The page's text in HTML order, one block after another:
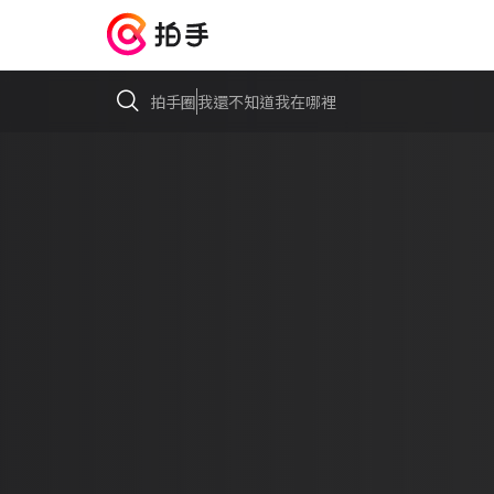
拍手圈我還不知道我在哪裡